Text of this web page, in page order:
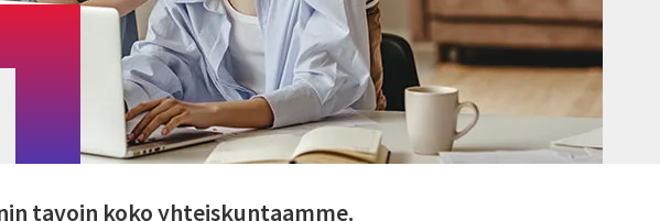
tavoin koko yhteiskuntaamme.